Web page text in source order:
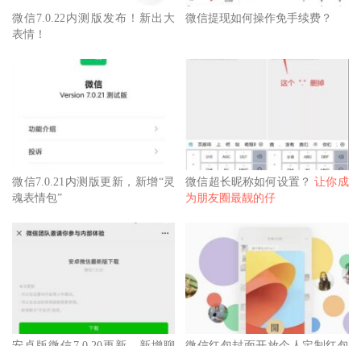
微信7.0.22内测版发布！新出大
表情！
微信提现如何操作免手续费？
微信7.0.21内测版更新，新增“灵
魂表情包”
微信超长昵称如何设置？让你成
为朋友圈最靓的仔